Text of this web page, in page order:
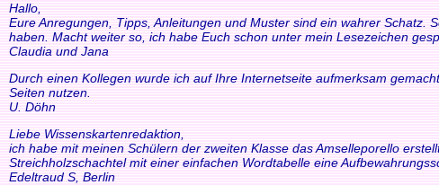
Hallo,
Eure Anregungen, Tipps, Anleitungen und Muster sind ein wahrer
haben. Macht weiter so, ich habe Euch schon unter mein Lesezeichen
Claudia und Jana
Durch einen Kollegen wurde ich auf Ihre Internetseite aufmerksam
Seiten nutzen.
U. Döhn
Liebe Wissenskartenredaktion,
ich habe mit meinen Schülern der zweiten Klasse das Amselleporello
Streichholzschachtel mit einer einfachen Wordtabelle eine
Edeltraud S, Berlin